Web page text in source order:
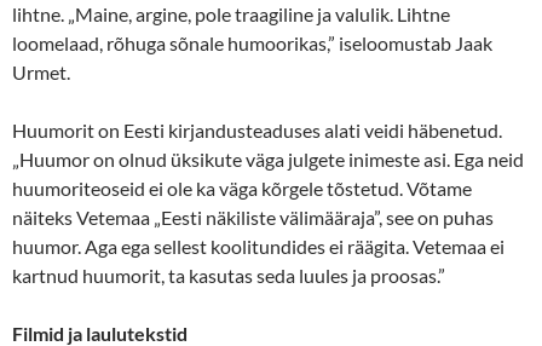
lihtne. „Maine, argine, pole traagiline ja valulik. Lihtne
loomelaad, rõhuga sõnale humoorikas,” iseloomustab Jaak
Urmet.
Huumorit on Eesti kirjandusteaduses alati veidi häbenetud.
„Huumor on olnud üksikute väga julgete inimeste asi. Ega neid
huumoriteoseid ei ole ka väga kõrgele tõstetud. Võtame
näiteks Vetemaa „Eesti näkiliste välimääraja”, see on puhas
huumor. Aga ega sellest koolitundides ei räägita. Vetemaa ei
kartnud huumorit, ta kasutas seda luules ja proosas.”
Filmid ja laulutekstid